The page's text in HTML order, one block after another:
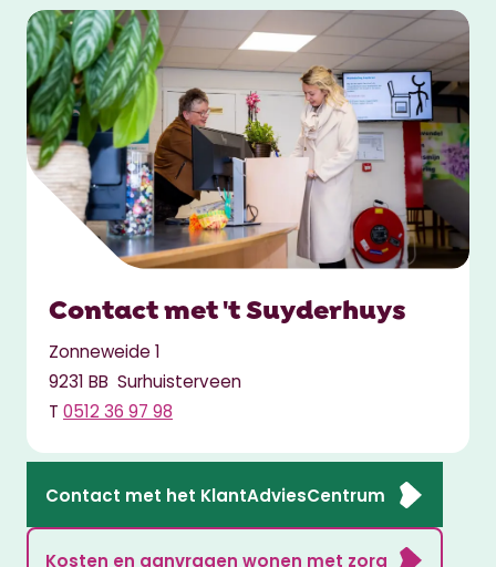
Contact met 't Suyderhuys
Zonneweide 1
9231 BB Surhuisterveen
T 0512 36 97 98
Contact met het KlantAdviesCentrum
Kosten en aanvragen wonen met zorg